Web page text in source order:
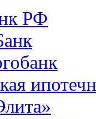
РФ